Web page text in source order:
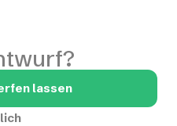
lassen